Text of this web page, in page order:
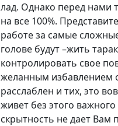
лад. Однако перед нами
на все 100%.
работе за самые
голове будут –жить
контролировать свое
желанным избавлением
расслаблен и тих, это
живет без этого
скрытность не дает